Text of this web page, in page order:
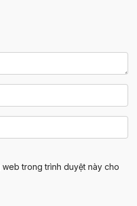
trong trình duyệt này cho